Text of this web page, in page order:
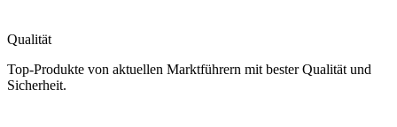
Qualität
Top-Produkte von aktuellen Marktführern mit bester Qualität und
Sicherheit.